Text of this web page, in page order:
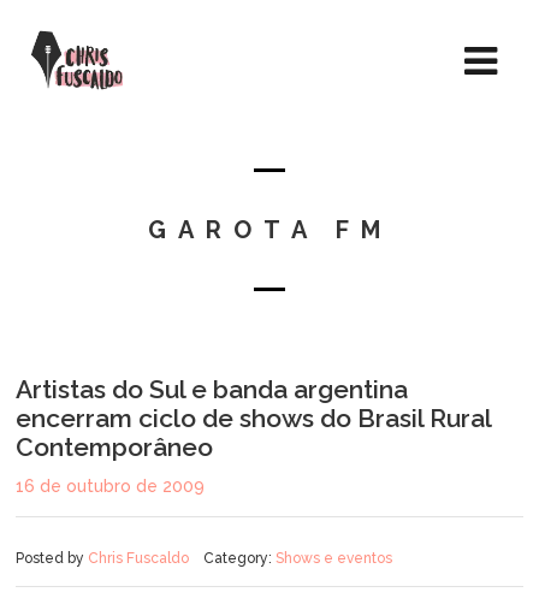
GAROTA FM
Artistas do Sul e banda argentina
encerram ciclo de shows do Brasil Rural
Contemporâneo
16 de outubro de 2009
Posted by Chris Fuscaldo Category: Shows e eventos